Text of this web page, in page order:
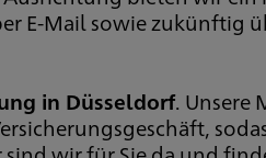
E-Mail sowie zukünftig
in Düsseldorf. Unsere